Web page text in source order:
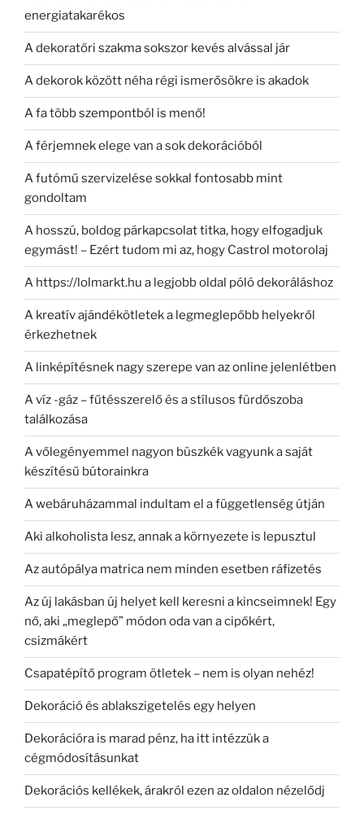
energiatakarékos
A dekoratőri szakma sokszor kevés alvással jár
A dekorok között néha régi ismerősökre is akadok
A fa több szempontból is menő!
A férjemnek elege van a sok dekorációból
A futómű szervizelése sokkal fontosabb mint
gondoltam
A hosszú, boldog párkapcsolat titka, hogy elfogadjuk
egymást! – Ezért tudom mi az, hogy Castrol motorolaj
A https://lolmarkt.hu a legjobb oldal póló dekoráláshoz
A kreatív ajándékötletek a legmeglepőbb helyekről
érkezhetnek
A linképítésnek nagy szerepe van az online jelenlétben
A víz -gáz – fűtésszerelő és a stílusos fürdőszoba
találkozása
A vőlegényemmel nagyon büszkék vagyunk a saját
készítésű bútorainkra
A webáruházammal indultam el a függetlenség útján
Aki alkoholista lesz, annak a környezete is lepusztul
Az autópálya matrica nem minden esetben ráfizetés
Az új lakásban új helyet kell keresni a kincseimnek! Egy
nő, aki „meglepő” módon oda van a cipőkért,
csizmákért
Csapatépítő program ötletek – nem is olyan nehéz!
Dekoráció és ablakszigetelés egy helyen
Dekorációra is marad pénz, ha itt intézzük a
cégmódosításunkat
Dekorációs kellékek, árakról ezen az oldalon nézelődj